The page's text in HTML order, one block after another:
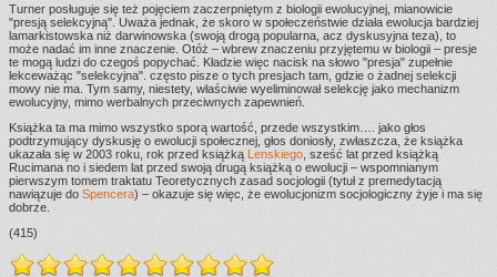
Turner posługuje się też pojęciem zaczerpniętym z biologii ewolucyjnej, mianowicie
"presją selekcyjną". Uważa jednak, że skoro w społeczeństwie działa ewolucja bardziej
lamarkistowska niż darwinowska (swoją drogą popularna, acz dyskusyjna teza), to
może nadać im inne znaczenie. Otóż – wbrew znaczeniu przyjętemu w biologii – presje
te mogą ludzi do czegoś popychać. Kładzie więc nacisk na słowo "presja" zupełnie
lekceważąc "selekcyjna". często pisze o tych presjach tam, gdzie o żadnej selekcji
mowy nie ma. Tym samy, niestety, właściwie wyeliminował selekcję jako mechanizm
ewolucyjny, mimo werbalnych przeciwnych zapewnień.
Książka ta ma mimo wszystko sporą wartość, przede wszystkim…. jako głos
podtrzymujący dyskusję o ewolucji społecznej, głos doniosły, zwłaszcza, że książka
ukazała się w 2003 roku, rok przed książką Lenskiego , sześć lat przed książką
Rucimana no i siedem lat przed swoją drugą książką o ewolucji – wspomnianym
pierwszym tomem traktatu Teoretycznych zasad socjologii (tytuł z premedytacją
nawiązuje do Spencera) – okazuje się więc, że ewolucjonizm socjologiczny żyje i ma się
dobrze.
(415)